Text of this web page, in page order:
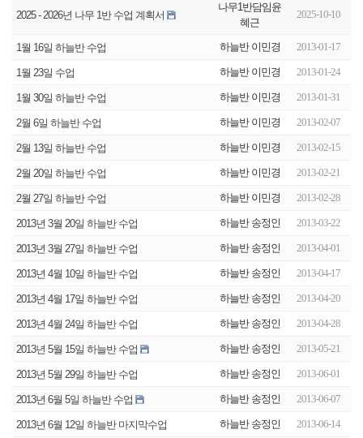
2025 - 2026년 나무 1반 수업 계획서
나무1반담임윤
혜근
2025-10-10
1월 16일 하늘반 수업 하늘반 이민경 2013-01-17
1월 23일 수업 하늘반 이민경 2013-01-24
1월 30일 하늘반 수업 하늘반 이민경 2013-01-31
2월 6일 하늘반 수업 하늘반 이민경 2013-02-07
2월 13일 하늘반 수업 하늘반 이민경 2013-02-15
2월 20일 하늘반 수업 하늘반 이민경 2013-02-21
2월 27일 하늘반 수업 하늘반 이민경 2013-02-28
2013년 3월 20일 하늘반 수업 하늘반 송정인 2013-03-22
2013년 3월 27일 하늘반 수업 하늘반 송정인 2013-04-01
2013년 4월 10일 하늘반 수업 하늘반 송정인 2013-04-17
2013년 4월 17일 하늘반 수업 하늘반 송정인 2013-04-20
2013년 4월 24일 하늘반 수업 하늘반 송정인 2013-04-28
2013년 5월 15일 하늘반 수업 하늘반 송정인 2013-05-21
2013년 5월 29일 하늘반 수업 하늘반 송정인 2013-06-01
2013년 6월 5일 하늘반 수업 하늘반 송정인 2013-06-07
2013년 6월 12일 하늘반 마지막수업 하늘반 송정인 2013-06-14